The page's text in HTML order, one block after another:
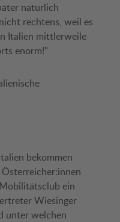
natürlich
rechtens, weil es
Italien mittlerweile
enorm!"
bekommen
ein
Wiesinger
unter welchen